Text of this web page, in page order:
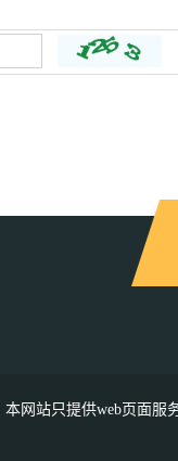
本网站只提供web页面服